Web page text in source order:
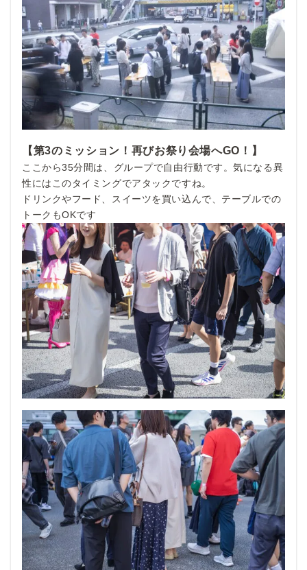
【第3のミッション！再びお祭り会場へGO！】
ここから35分間は、グループで自由行動です。気になる異
性にはこのタイミングでアタックですね。
ドリンクやフード、スイーツを買い込んで、テーブルでの
トークもOKです